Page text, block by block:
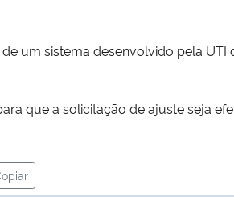
um sistema desenvolvido pela UTI
que a solicitação de ajuste seja
para área de transferência